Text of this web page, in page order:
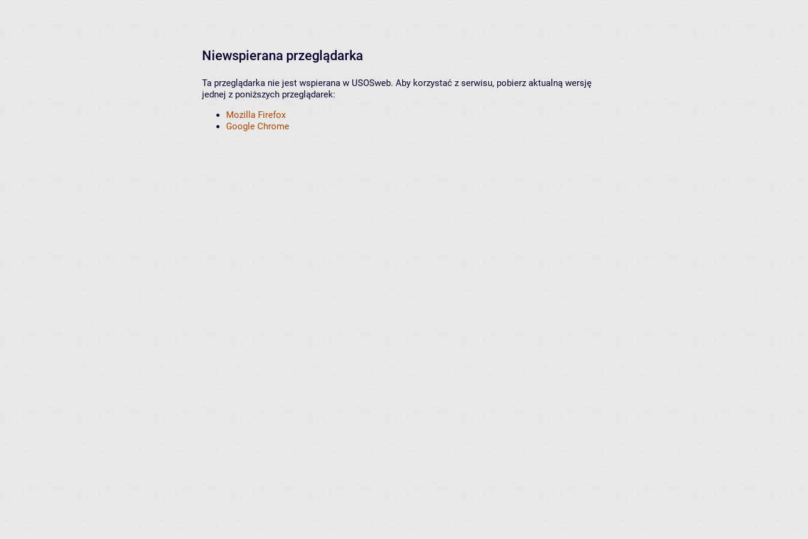
Niewspierana przeglądarka
Ta przeglądarka nie jest wspierana w USOSweb. Aby korzystać z serwisu, pobierz aktualną wersję
jednej z poniższych przeglądarek:
Mozilla Firefox
Google Chrome